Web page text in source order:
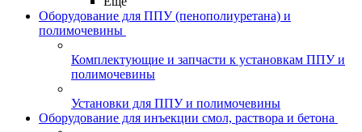
Оборудование для ППУ (пенополиуретана) и
полимочевины
Комплектующие и запчасти к установкам ППУ и
полимочевины
Установки для ППУ и полимочевины
Оборудование для инъекции смол, раствора и бетона